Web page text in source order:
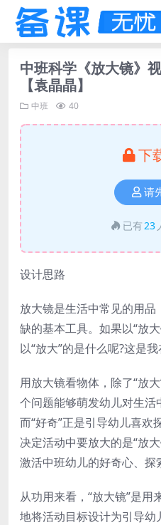
中班科学《放大镜》
【袁晶晶】
中班 40
下
请
已有23
设计思路
放大镜是生活中常见的用
缺的基本工具。如果以“放
以“放大”的是什么呢?这是
用放大镜看物体，除了“放
个问题能够萌发幼儿对生活
而“好奇”正是引导幼儿喜
决定活动中要放大的是“放
激活中班幼儿的好奇心、探
从功用来看，“放大镜”是用
地将活动目标设计为引导幼